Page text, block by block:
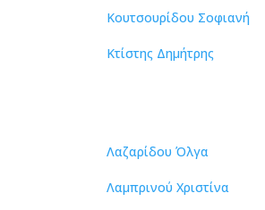
Κουτσουρίδου Σοφιανή
Κτίστης Δημήτρης
Λαζαρίδου Όλγα
Λαμπρινού Χριστίνα